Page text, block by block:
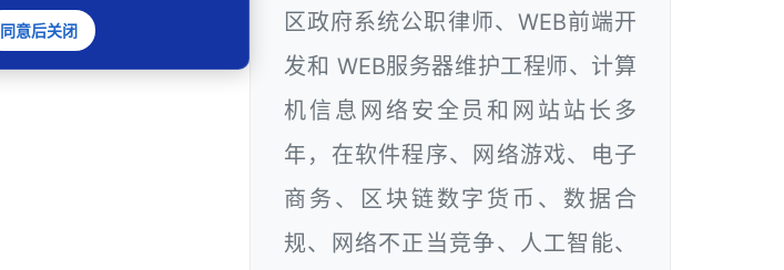
区政府系统公职律师、WEB前端开
发和 WEB服务器维护工程师、计算
机信息网络安全员和网站站长多
年，在软件程序、网络游戏、电子
商务、区块链数字货币、数据合
规、网络不正当竞争、人工智能、
同意后关闭